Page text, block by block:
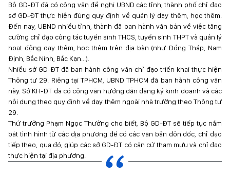
Bộ GD-ĐT đã có công văn đề nghị UBND các tỉnh, thành phố chỉ đạo
sở GD-ĐT thực hiện đúng quy định về quản lý dạy thêm, học thêm.
Đến nay, UBND nhiều tỉnh, thành đã ban hành văn bản về việc tăng
cường chỉ đạo công tác tuyển sinh THCS, tuyển sinh THPT và quản lý
hoạt động dạy thêm, học thêm trên địa bàn (như Đồng Tháp, Nam
Định, Bắc Ninh, Bắc Kạn...).
Nhiều sở GD-ĐT đã ban hành công văn chỉ đạo triển khai thực hiện
Thông tư 29. Riêng tại TPHCM, UBND TPHCM đã ban hành công văn
này. Sở KH-ĐT đã có công văn hướng dẫn đăng ký kinh doanh và các
nội dung theo quy định về dạy thêm ngoài nhà trường theo Thông tư
29.
Thứ trưởng Phạm Ngọc Thưởng cho biết, Bộ GD-ĐT sẽ tiếp tục nắm
bắt tình hình từ các địa phương để có các văn bản đôn đốc, chỉ đạo
tiếp theo, qua đó, giúp các sở GD-ĐT có căn cứ tham mưu và chỉ đạo
thực hiện tại địa phương.